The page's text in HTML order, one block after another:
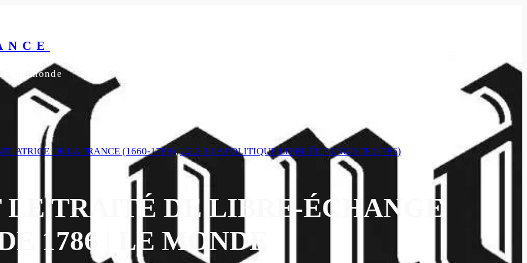
du monde
DE LA FRANCE (1660-1789), 2.2.2.3 LA POLITIQUE LIBRE ÉCHANGISTE (1786)
LE TRAITÉ DE LIBRE-ÉCHANGE
1786 | LE MONDE